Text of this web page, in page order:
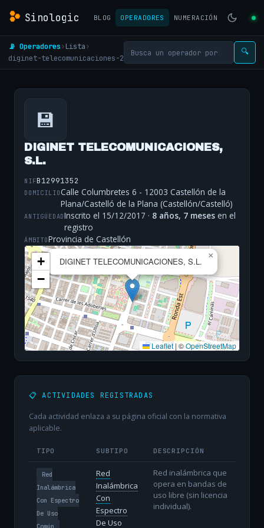
Sinologic BLOG OPERADORES NUMERACIÓN
📡 Operadores› Lista›
diginet-telecomunicaciones-2
🔍
💾
DIGINET TELECOMUNICACIONES,
S.L.
NIFB12991352
DOMICILIOCalle Columbretes 6 - 12003 Castellón de la
Plana/Castelló de la Plana (Castellón/Castelló)
ANTIGÜEDADInscrito el 15/12/2017 · 8 años, 7 meses en el
registro
ÁMBITOProvincia de Castellón
DIGINET TELECOMUNICACIONES, S.L.
×
+
−
Leaflet |©OpenStreetMap
📋 ACTIVIDADES REGISTRADAS
Cada actividad enlaza a su página oficial con la normativa
aplicable.
TIPO SUBTIPO DESCRIPCIÓN
Red
Inalámbrica
Con Espectro
De Uso
Común
Red
Inalámbrica
Con
Espectro
De Uso
Red inalámbrica que
opera en bandas de
uso libre (sin licencia
individual).